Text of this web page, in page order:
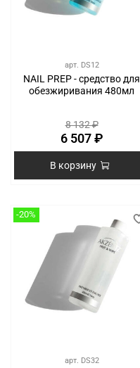
арт. DS12
NAIL PREP - средство для
обезжиривания 480мл
8 132 ₽
6 507 ₽
В корзину
-20%
арт. DS32